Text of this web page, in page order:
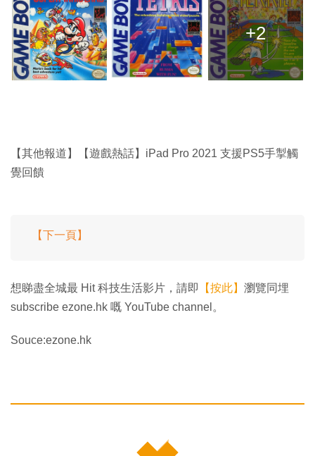
+2
【其他報道】【遊戲熱話】iPad Pro 2021 支援PS5手掣觸
覺回饋
【下一頁】
想睇盡全城最 Hit 科技生活影片，請即 【按此】 瀏覽同埋
subscribe ezone.hk 嘅 YouTube channel。
Souce:ezone.hk